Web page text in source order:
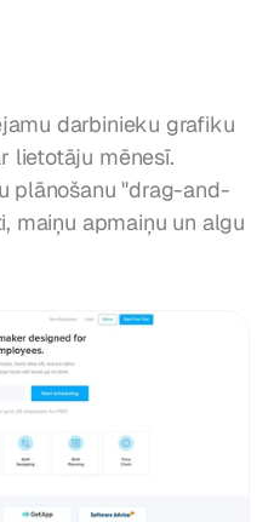
darbinieku grafiku
lietotāju mēnesī.
plānošanu "drag-and-
maiņu apmaiņu un algu